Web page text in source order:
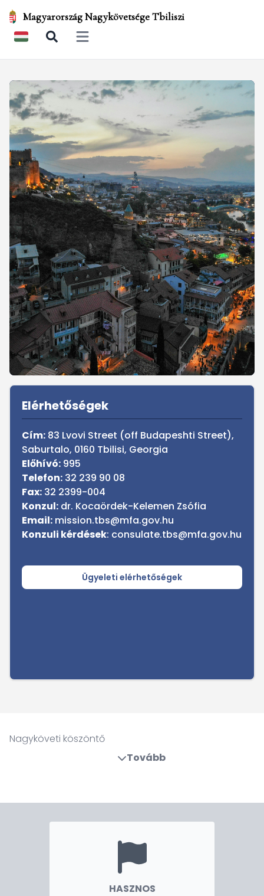
Magyarország Nagykövetsége Tbiliszi
Open main menu
Sidebar
Elérhetőségek
Cím: 83 Lvovi Street (off Budapeshti Street),
Saburtalo, 0160 Tbilisi, Georgia
Előhívó: 995
Telefon: 32 239 90 08
Fax: 32 2399-004
Konzul: dr. Kocaördek-Kelemen Zsófia
Email: mission.tbs@mfa.gov.hu
Konzuli kérdések: consulate.tbs@mfa.gov.hu
Ügyeleti elérhetőségek
Nagyköveti köszöntő
Tovább
HASZNOS